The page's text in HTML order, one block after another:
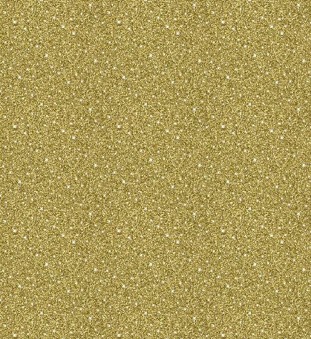
ШЕРСТНЫЙ
Существует
плотно
подшерстка и
умеренно
или слегка
шерстью, не
контуры тела.
передней
и плотно
с задней
очесы. На
шелковистая
скрывающая